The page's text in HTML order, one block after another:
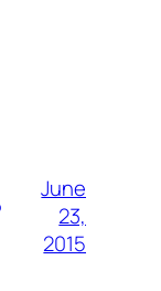
June
23,
2015